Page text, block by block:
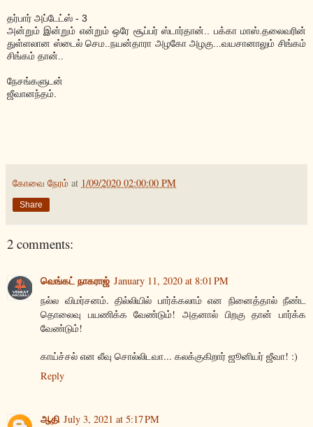
தர்பார் அப்டேட்ஸ் - 3
அன்றும் இன்றும் என்றும் ஒரே சூப்பர் ஸ்டார்தான்.. பக்கா மாஸ்.தலைவரின்
துள்ளலான ஸ்டைல் செம..நயன்தாரா அழகோ அழகு...வயசானாலும் சிங்கம்
சிங்கம் தான்..
நேசங்களுடன்
ஜீவானந்தம்.
கோவை நேரம் at 1/09/2020 02:00:00 PM
Share
2 comments:
வெங்கட் நாகராஜ் January 11, 2020 at 8:01 PM
நல்ல விமர்சனம். தில்லியில் பார்க்கலாம் என நினைத்தால் நீண்ட
தொலைவு பயணிக்க வேண்டும்! அதனால் பிறகு தான் பார்க்க
வேண்டும்!
காய்ச்சல் என லீவு சொல்லிடவா... கலக்குகிறார் ஜூனியர் ஜீவா! :)
Reply
ஆதி July 3, 2021 at 5:17 PM